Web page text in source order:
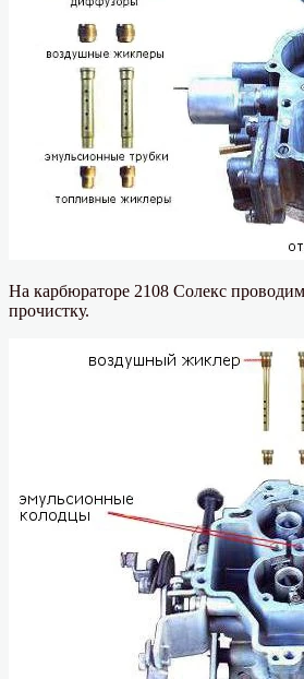
На карбюраторе 2108 Солекс
прочистку.